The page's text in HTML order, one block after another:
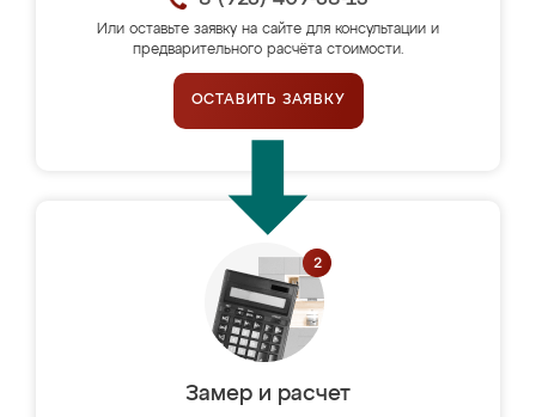
Или оставьте заявку на сайте для консультации и
предварительного расчёта стоимости.
ОСТАВИТЬ ЗАЯВКУ
Замер и расчет